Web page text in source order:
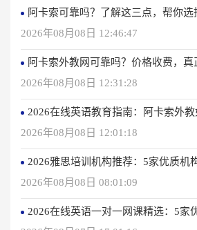
阿卡索可靠吗？了解这三点，帮你选
2026年08月08日 12:46:47
阿卡索外教网可靠吗？价格收费，真
2026年08月08日 12:31:28
2026在线英语教育指南：阿卡索外教
2026年08月08日 12:01:18
2026雅思培训机构推荐：5家优质机
2026年08月08日 08:01:09
2026在线英语一对一网课精选：5家